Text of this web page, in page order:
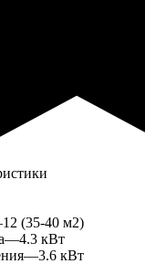
12 (35-40 м2)
—4.3 кВт
—3.6 кВт